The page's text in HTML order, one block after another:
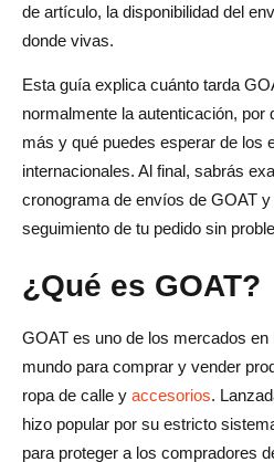
Aranceles, aduanas y demoras
Vendedores de gran volumen
Atraso en las verificaciones
Retrasos en días festivos y
Retrasos relacionados con el
Seguimiento a través de la
Seguimiento después de la
Cuando el seguimiento no se
de artículo, la disponibilidad del
donde vivas.
Esta guía explica cuánto tarda
normalmente la autenticación, por
más y qué puedes esperar de los
internacionales. Al final, sabrás
cronograma de envíos de GOAT
seguimiento de tu pedido sin
¿Qué es GOAT?
GOAT es uno de los mercados
mundo para comprar y vender
ropa de calle y accesorios.
hizo popular por su estricto
para proteger a los compradores